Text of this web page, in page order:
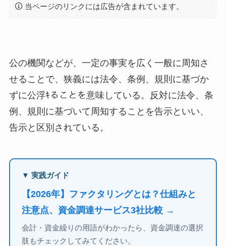
当ページのリンクには広告が含まれています。
公の機関などが、一定の事実を広く一般に周知さ
せることで、狭義には法令、条例、規則に基づか
ずに公浮ｷることを意味している。反対に法令、条
例、規則に基づいて周知することを告示といい、
告示と区別されている。
▼ 実践ガイド
【2026年】ファクタリングとは？仕組みと
注意点、資金調達サービス3社比較 →
会計・資金繰りの用語がわかったら、資金調達の選択
肢もチェックしてみてください。